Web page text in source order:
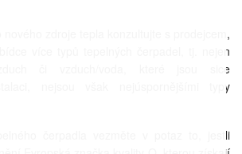
zdroje tepla konzultujte s prodejcem,
více typů tepelných čerpadel, tj. nejen
či vzduch/voda, které jsou sice
nejsou však nejúspornějšími typy
čerpadla vezměte v potaz to, jestli